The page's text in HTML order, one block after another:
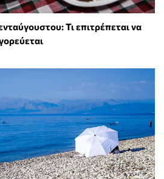
Τι επιτρέπεται να